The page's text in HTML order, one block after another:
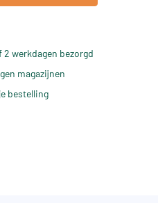
werkdagen bezorgd
magazijnen
bestelling